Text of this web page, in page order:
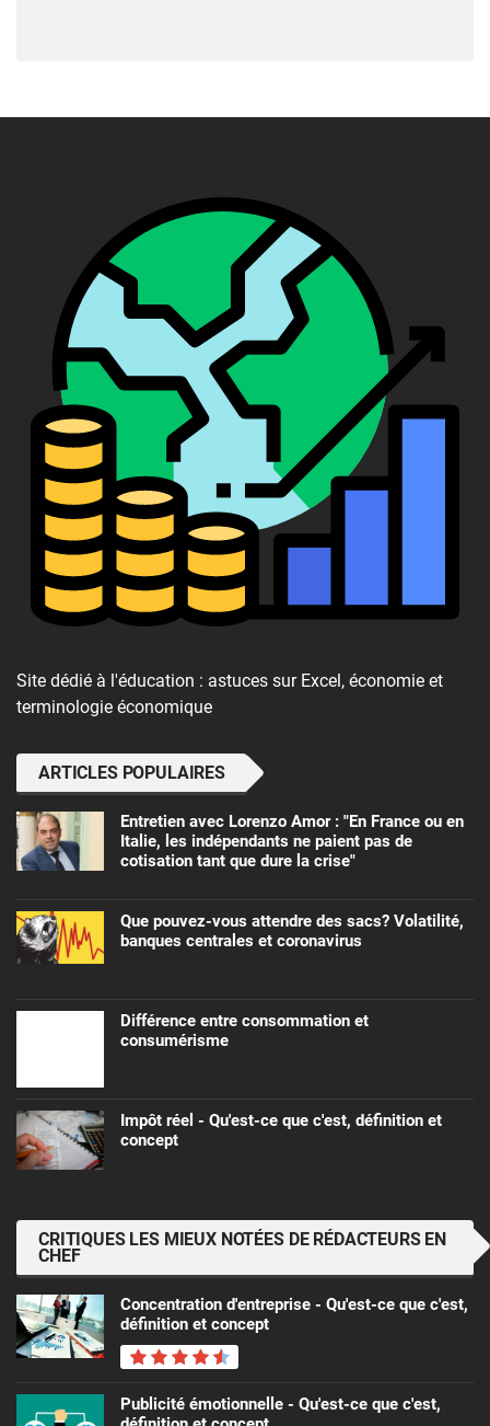
Site dédié à l'éducation : astuces sur Excel, économie et
terminologie économique
ARTICLES POPULAIRES
Entretien avec Lorenzo Amor : "En France ou en
Italie, les indépendants ne paient pas de
cotisation tant que dure la crise"
Que pouvez-vous attendre des sacs? Volatilité,
banques centrales et coronavirus
Différence entre consommation et
consumérisme
Impôt réel - Qu'est-ce que c'est, définition et
concept
CRITIQUES LES MIEUX NOTÉES DE RÉDACTEURS EN
CHEF
Concentration d'entreprise - Qu'est-ce que c'est,
définition et concept
Publicité émotionnelle - Qu'est-ce que c'est,